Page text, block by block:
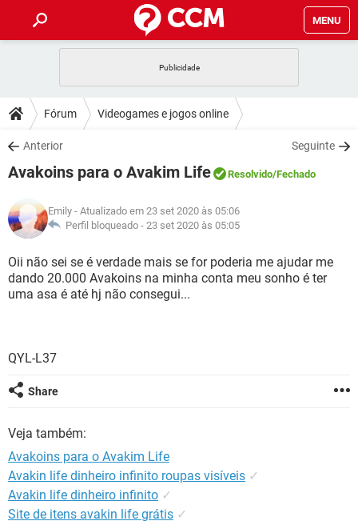
MENU
CELULAR FACEBOOK
OUTLOOK
INSTAGRAM GMAIL
DICAS
JOGOS WHATSAPP
INSTAGRAM GMAIL
GUIA DE COMPRAS
DOWNLOADS
JOGOS WHATSAPP
OUTLOOK EXCEL
INSTAGRAM GMAIL
GUIA DE COMPRAS
JOGOS WHATSAPP
CELULAR
OUTLOOK EXCEL
INSTAGRAM
GLOSSÁRIO
JOGOS WHATSAPP
CELULAR FACEBOOK
GUIA DE COMPRAS
Fórum Videogames e jogos online
Anterior Seguinte
Avakoins para o Avakim Life Resolvido/Fechado
Emily - Atualizado em 23 set 2020 às 05:06
Perfil bloqueado - 23 set 2020 às 05:05
Oii não sei se é verdade mais se for poderia me ajudar me
dando 20.000 Avakoins na minha conta meu sonho é ter
uma asa é até hj não consegui...
QYL-L37
Share
Veja também:
Avakoins para o Avakim Life
Avakin life dinheiro infinito roupas visíveis ✓
Avakin life dinheiro infinito ✓
Site de itens avakin life grátis ✓